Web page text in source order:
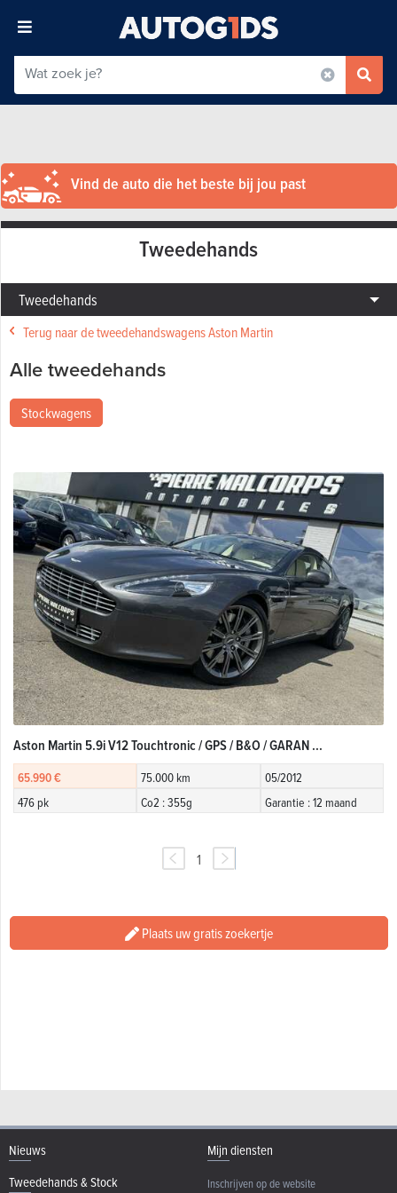
Vind de auto die het beste bij jou past
Tweedehands
Tweedehands
Terug naar de tweedehandswagens Aston Martin
Alle tweedehands
Stockwagens
Aston Martin 5.9i V12 Touchtronic / GPS / B&O / GARAN ...
65.990 € 75.000 km
05/2012
476 pk
Co2 : 355g Garantie : 12 maand
1
Plaats uw gratis zoekertje
Nieuws
Tweedehands & Stock
Mijn diensten
Inschrijven op de website